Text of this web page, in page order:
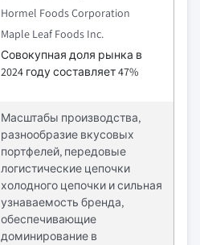
Hormel Foods Corporation
Maple Leaf Foods Inc.
Совокупная доля рынка в
2024 году составляет 47%
Масштабы производства,
разнообразие вкусовых
портфелей, передовые
логистические цепочки
холодного цепочки и сильная
узнаваемость бренда,
обеспечивающие
доминирование в